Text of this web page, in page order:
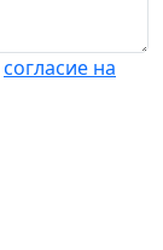
согласие на